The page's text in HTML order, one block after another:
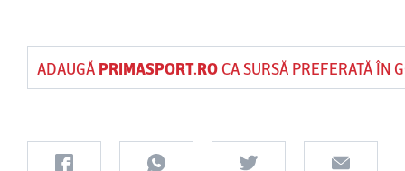
ADAUGĂ PRIMASPORT.ROCA SURSĂ PREFERATĂ ÎN